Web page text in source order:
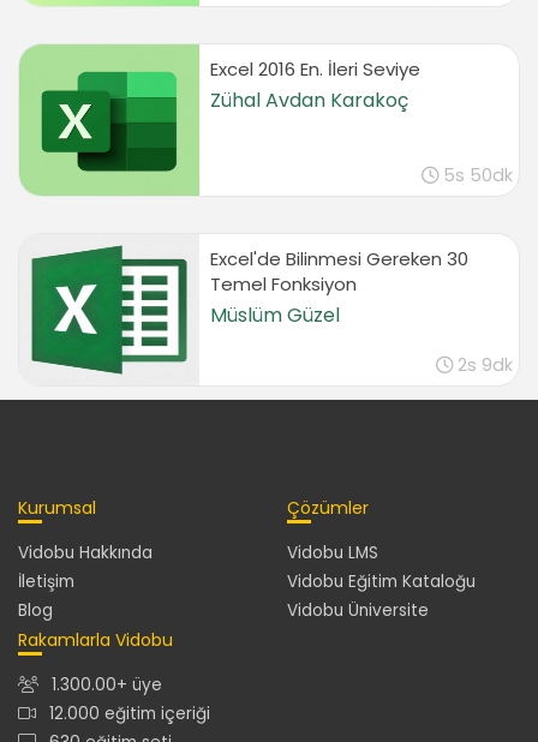
Quick Filter Adding a Shortcut Key
03:27
Quick Filter by Selected Cell’s Color
01:42
Sort (Sıralama İşlemleri)
Sort (Sıralama İşlemleri)
02:30
Custom Sort
Advanced Filter (Gelişmiş Filtreleme)
03:10
Filter the list, in-place
03:06
Copy to Another Location
Excel 2016 En. İleri Seviye
Zühal Avdan Karakoç
5s 50dk
Excel'de Bilinmesi Gereken 30
Temel Fonksiyon
Müslüm Güzel
2s 9dk
Kurumsal
Vidobu Hakkında
İletişim
Blog
Çözümler
Vidobu LMS
Vidobu Eğitim Kataloğu
Vidobu Üniversite
Rakamlarla Vidobu
1.300.00+ üye
12.000 eğitim içeriği